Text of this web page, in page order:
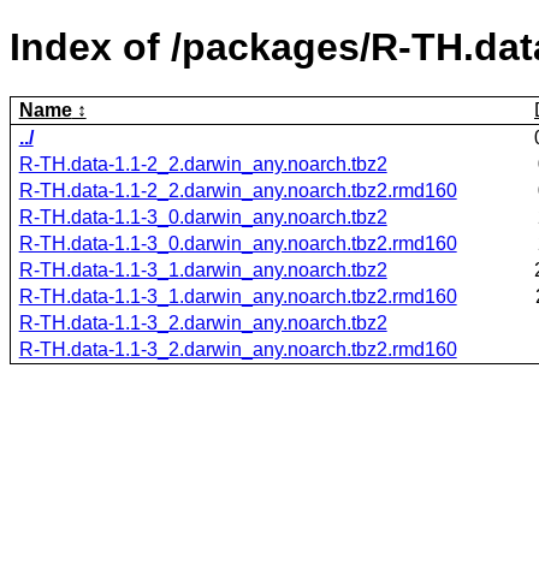
Index of /packages/R-
Name
../
R-TH.data-1.1-2_2.darwin_any.noarch.tbz2
R-TH.data-1.1-2_2.darwin_any.noarch.tbz2.rmd160
R-TH.data-1.1-3_0.darwin_any.noarch.tbz2
R-TH.data-1.1-3_0.darwin_any.noarch.tbz2.rmd160
R-TH.data-1.1-3_1.darwin_any.noarch.tbz2
R-TH.data-1.1-3_1.darwin_any.noarch.tbz2.rmd160
R-TH.data-1.1-3_2.darwin_any.noarch.tbz2
R-TH.data-1.1-3_2.darwin_any.noarch.tbz2.rmd160